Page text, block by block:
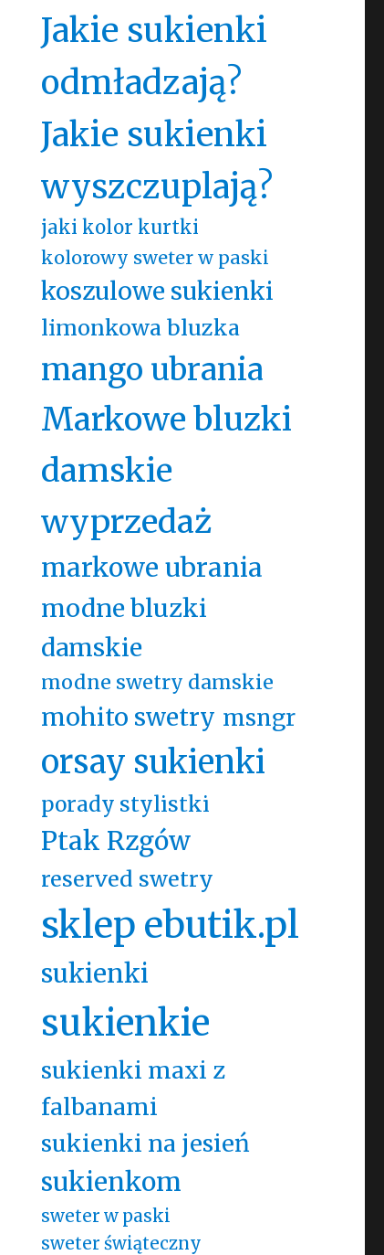
Jakie sukienki
odmładzają?
Jakie sukienki
wyszczuplają?
jaki kolor kurtki
kolorowy sweter w paski
koszulowe sukienki
limonkowa bluzka
mango ubrania
Markowe bluzki
damskie
wyprzedaż
markowe ubrania
modne bluzki
damskie
modne swetry damskie
mohito swetry msngr
orsay sukienki
porady stylistki
Ptak Rzgów
reserved swetry
sklep ebutik.pl
sukienki
sukienkie
sukienki maxi z
falbanami
sukienki na jesień
sukienkom
sweter w paski
sweter świąteczny